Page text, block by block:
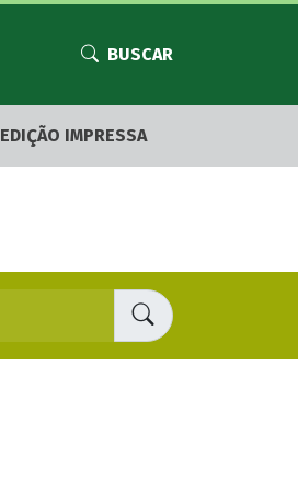
BUSCAR
EDIÇÃO IMPRESSA